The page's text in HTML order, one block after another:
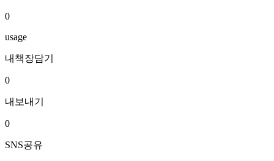
0
usage
내책장담기
0
내보내기
0
SNS공유